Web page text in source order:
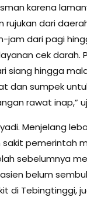
karena
rujukan dari
jam dari pagi
cek darah.
siang hingga
dan sumpek
rawat inap,”
Menjelang
pemerintah
sebelumnya
belum
di Tebingtinggi,